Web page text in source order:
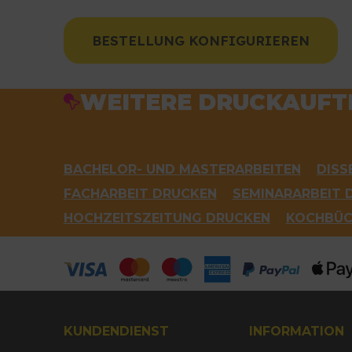
BESTELLUNG KONFIGURIEREN
WEITERE
BACHELOR- UND MASTERARBEITEN
FACHARBEIT DRUCKEN
SEMINARARBEIT
HOCHZEITSZEITUNG DRUCKEN
KUNDENDIENST INFORMATION